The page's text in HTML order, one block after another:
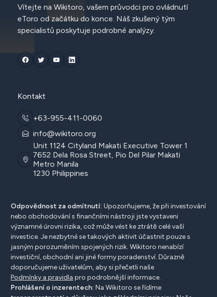
Vítejte na Wikitoro, vašem průvodci pro ovládnutí
eToro od začátku do konce. Náš zkušený tým
specialistů poskytuje podrobné analýzy.
Kontakt
+63-955-411-0060
info@wikitoro.org
Unit 1124 Cityland Makati Executive Tower 1
7652 Dela Rosa Street, Pio Del Pilar Makati
Metro Manila
1230 Philippines
Odpovědnost za odmítnutí: Upozorňujeme, že při investování
nebo obchodování s finančními nástroji jste vystaveni
významné úrovni rizika, což může vést ke ztrátě celé vaší
investice. Je nezbytné se takových aktivit účastnit pouze s
jasným porozuměním spojených rizik. Wikitoro nenabízí
investiční, obchodní ani jiné formy poradenství. Důrazně
doporučujeme uživatelům, aby si přečetli naše
Podmínky a pravidla pro podrobnější informace.
Prohlášení o inzerentech: Na Wikitoro se řídíme